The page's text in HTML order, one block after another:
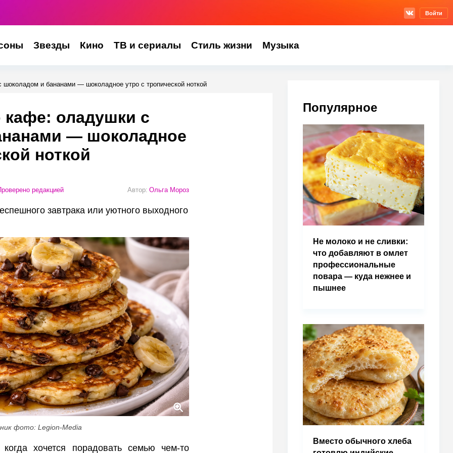
Войти
Звезды Кино ТВ и сериалы Стиль жизни Музыка
и бананами — шоколадное утро с тропической ноткой
кафе: оладушки с
— шоколадное
ноткой
редакцией Автор: Ольга Мороз
завтрака или уютного выходного
фото: Legion-Media
хочется порадовать семью чем-то
Популярное
Не молоко и не сливки:
что добавляют в омлет
профессиональные
повара — куда нежнее и
пышнее
Вместо обычного хлеба